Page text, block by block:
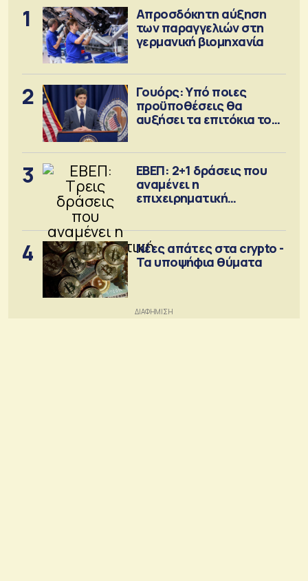
1
Απροσδόκητη αύξηση
των παραγγελιών στη
γερμανική βιομηχανία
2
Γουόρς: Υπό ποιες
προϋποθέσεις θα
αυξήσει τα επιτόκια τον
3
ΕΒΕΠ: 2+1 δράσεις που
αναμένει η
επιχειρηματική
4
Νέες απάτες στα crypto -
Τα υποψήφια θύματα